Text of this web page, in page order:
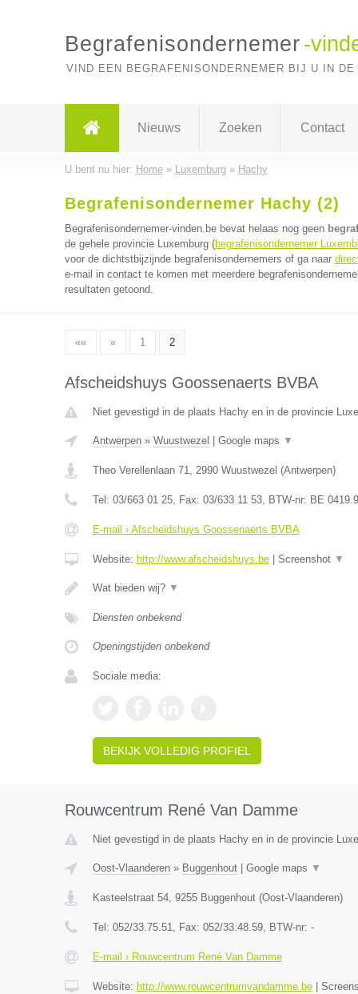
Begrafenisondernemer -
VIND EEN BEGRAFENISONDERNEMER BIJ U IN DE
Nieuws Zoeken Contact
U bent nu hier: Home» Luxemburg» Hachy
Begrafenisondernemer Hachy (2)
Begrafenisondernemer-vinden.be bevat helaas nog geen
de gehele provincie Luxemburg (begrafenisondernemer
voor de dichtstbijzijnde begrafenisondernemers of ga naar
e-mail in contact te komen met meerdere
resultaten getoond.
«« « 1 2
Afscheidshuys Goossenaerts BVBA
Niet gevestigd in de plaats Hachy en in de provincie
Antwerpen» Wuustwezel Google maps ▼
Theo Verellenlaan 71, 2990 Wuustwezel (Antwerpen)
Tel: 03/663 01 25, Fax: 03/633 11 53, BTW-nr: BE
E-mail › Afscheidshuys Goossenaerts BVBA
Website: http://www.afscheidshuys.be| Screenshot ▼
Wat bieden wij? ▼
Diensten onbekend
Openingstijden onbekend
Sociale media:
BEKIJK VOLLEDIG PROFIEL
Rouwcentrum René Van Damme
Niet gevestigd in de plaats Hachy en in de provincie
Oost-Vlaanderen» Buggenhout| Google maps ▼
Kasteelstraat 54, 9255 Buggenhout(Oost-Vlaanderen)
Tel: 052/33.75.51, Fax: 052/33.48.59, BTW-nr: -
E-mail › Rouwcentrum René Van Damme
Website: http://www.rouwcentrumvandamme.be|